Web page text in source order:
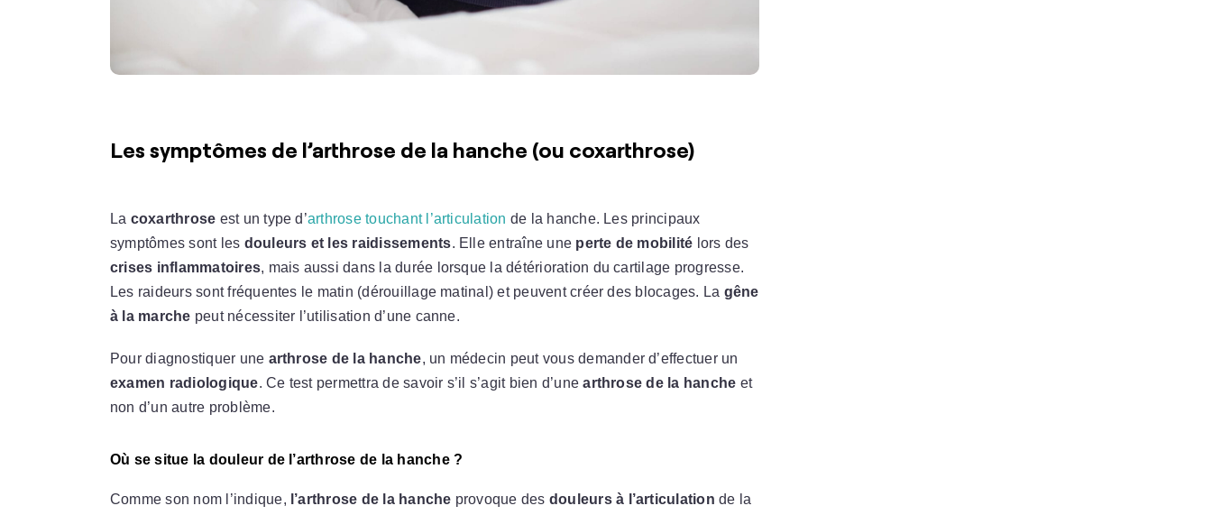
Les symptômes de l’arthrose de la hanche (ou coxarthrose)
La coxarthrose est un type d’arthrose touchant l’articulation de la hanche. Les principaux
symptômes sont les douleurs et les raidissements. Elle entraîne une perte de mobilité lors des
crises inflammatoires, mais aussi dans la durée lorsque la détérioration du cartilage progresse.
Les raideurs sont fréquentes le matin (dérouillage matinal) et peuvent créer des blocages. La gêne
à la marche peut nécessiter l’utilisation d’une canne.
Pour diagnostiquer une arthrose de la hanche, un médecin peut vous demander d’effectuer un
examen radiologique. Ce test permettra de savoir s’il s’agit bien d’unearthrose de la hanche et
non d’un autre problème.
Où se situe la douleur de l’arthrose de la hanche ?
Comme son nom l’indique, l’arthrose de la hanche provoque des douleurs à l’articulation de la